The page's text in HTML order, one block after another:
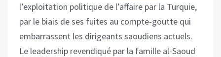
l’exploitation politique de l’affaire par la Turquie,
par le biais de ses fuites au compte-goutte qui
embarrassent les dirigeants saoudiens actuels.
Le leadership revendiqué par la famille al-Saoud